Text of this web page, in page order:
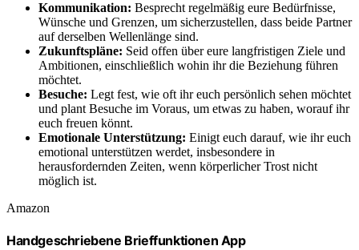
Kommunikation: Besprecht regelmäßig eure Bedürfnisse,
Wünsche und Grenzen, um sicherzustellen, dass beide Partner
auf derselben Wellenlänge sind.
Zukunftspläne: Seid offen über eure langfristigen Ziele und
Ambitionen, einschließlich wohin ihr die Beziehung führen
möchtet.
Besuche: Legt fest, wie oft ihr euch persönlich sehen möchtet
und plant Besuche im Voraus, um etwas zu haben, worauf ihr
euch freuen könnt.
Emotionale Unterstützung: Einigt euch darauf, wie ihr euch
emotional unterstützen werdet, insbesondere in
herausfordernden Zeiten, wenn körperlicher Trost nicht
möglich ist.
Amazon
Handgeschriebene Brieffunktionen App